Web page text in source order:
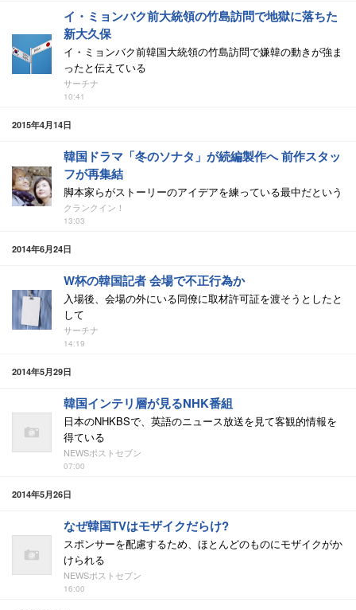
イ・ミョンバク前大統領の竹島訪問で地獄に落ちた
新大久保
イ・ミョンバク前韓国大統領の竹島訪問で嫌韓の動きが強ま
ったと伝えている
サーチナ
10:41
2015年4月14日
韓国ドラマ「冬のソナタ」が続編製作へ 前作スタッ
フが再集結
脚本家らがストーリーのアイデアを練っている最中だという
クランクイン！
13:03
2014年6月24日
W杯の韓国記者 会場で不正行為か
入場後、会場の外にいる同僚に取材許可証を渡そうとしたと
して
サーチナ
14:19
2014年5月29日
韓国インテリ層が見るNHK番組
日本のNHKBSで、英語のニュース放送を見て客観的情報を
得ている
NEWSポストセブン
07:00
2014年5月26日
なぜ韓国TVはモザイクだらけ?
スポンサーを配慮するため、ほとんどのものにモザイクがか
けられる
NEWSポストセブン
16:00